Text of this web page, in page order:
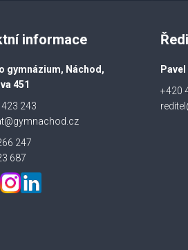
informace
gymnázium, Náchod,
451
243
247
687
+420